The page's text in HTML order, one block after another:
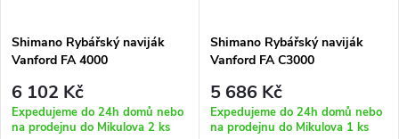
Shimano Rybářský naviják
Vanford FA 4000
6 102 Kč
Expedujeme do 24h domů nebo
na prodejnu do Mikulova 2 ks
Shimano Rybářský naviják
Vanford FA C3000
5 686 Kč
Expedujeme do 24h domů nebo
na prodejnu do Mikulova 1 ks